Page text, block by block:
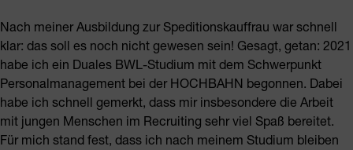
Nach meiner Ausbildung zur Speditionskauffrau war schnell
klar: das soll es noch nicht gewesen sein! Gesagt, getan: 2021
habe ich ein Duales BWL-Studium mit dem Schwerpunkt
Personalmanagement bei der HOCHBAHN begonnen. Dabei
habe ich schnell gemerkt, dass mir insbesondere die Arbeit
mit jungen Menschen im Recruiting sehr viel Spaß bereitet.
Für mich stand fest, dass ich nach meinem Studium bleiben